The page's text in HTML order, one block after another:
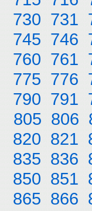
730 731
745 746
760 761
775 776
790 791
805 806
820 821
835 836
850 851
865 866